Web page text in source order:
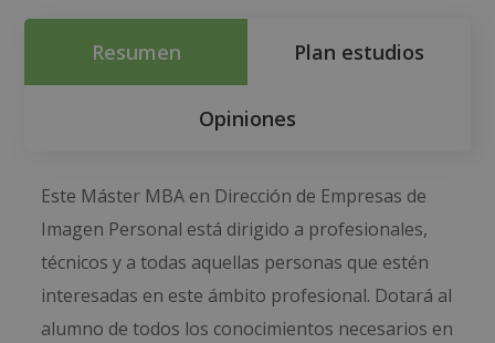
Resumen Plan estudios
Opiniones
Este Máster MBA en Dirección de Empresas de
Imagen Personal está dirigido a profesionales,
técnicos y a todas aquellas personas que estén
interesadas en este ámbito profesional. Dotará al
alumno de todos los conocimientos necesarios en